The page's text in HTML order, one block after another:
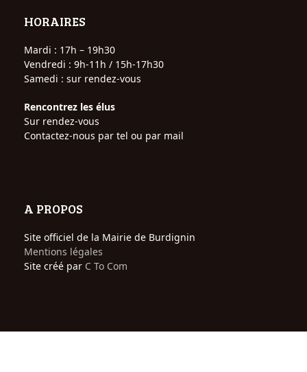
HORAIRES
Mardi : 17h – 19h30
Vendredi : 9h-11h / 15h-17h30
Samedi : sur rendez-vous
Rencontrez les élus
Sur rendez-vous
Contactez-nous par tel ou par mail
A PROPOS
Site officiel de la Mairie de Burdignin
Mentions légales
Site créé par C To Com